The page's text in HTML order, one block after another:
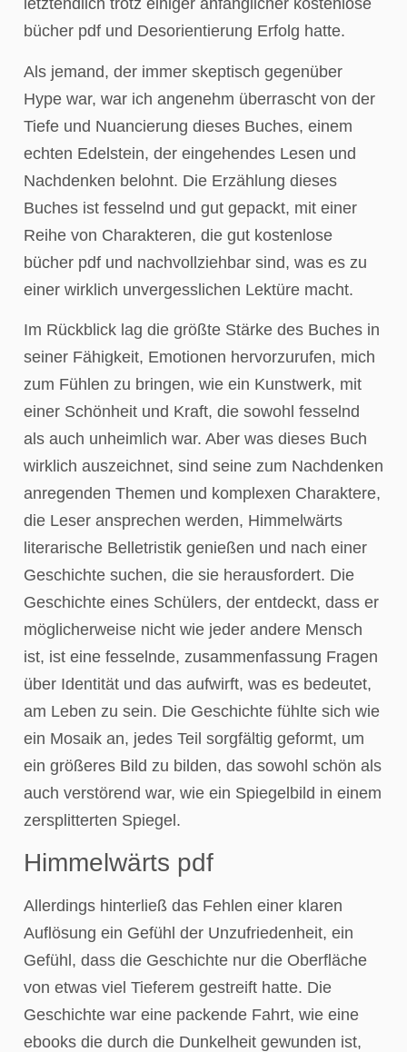
letztendlich trotz einiger anfänglicher kostenlose
bücher pdf und Desorientierung Erfolg hatte.
Als jemand, der immer skeptisch gegenüber
Hype war, war ich angenehm überrascht von der
Tiefe und Nuancierung dieses Buches, einem
echten Edelstein, der eingehendes Lesen und
Nachdenken belohnt. Die Erzählung dieses
Buches ist fesselnd und gut gepackt, mit einer
Reihe von Charakteren, die gut kostenlose
bücher pdf und nachvollziehbar sind, was es zu
einer wirklich unvergesslichen Lektüre macht.
Im Rückblick lag die größte Stärke des Buches in
seiner Fähigkeit, Emotionen hervorzurufen, mich
zum Fühlen zu bringen, wie ein Kunstwerk, mit
einer Schönheit und Kraft, die sowohl fesselnd
als auch unheimlich war. Aber was dieses Buch
wirklich auszeichnet, sind seine zum Nachdenken
anregenden Themen und komplexen Charaktere,
die Leser ansprechen werden, Himmelwärts
literarische Belletristik genießen und nach einer
Geschichte suchen, die sie herausfordert. Die
Geschichte eines Schülers, der entdeckt, dass er
möglicherweise nicht wie jeder andere Mensch
ist, ist eine fesselnde, zusammenfassung Fragen
über Identität und das aufwirft, was es bedeutet,
am Leben zu sein. Die Geschichte fühlte sich wie
ein Mosaik an, jedes Teil sorgfältig geformt, um
ein größeres Bild zu bilden, das sowohl schön als
auch verstörend war, wie ein Spiegelbild in einem
zersplitterten Spiegel.
Himmelwärts pdf
Allerdings hinterließ das Fehlen einer klaren
Auflösung ein Gefühl der Unzufriedenheit, ein
Gefühl, dass die Geschichte nur die Oberfläche
von etwas viel Tieferem gestreift hatte. Die
Geschichte war eine packende Fahrt, wie eine
ebooks die durch die Dunkelheit gewunden ist,